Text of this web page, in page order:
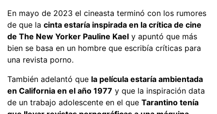
En mayo de 2023 el cineasta terminó con los rumores
de que la cinta estaría inspirada en la crítica de cine
de The New Yorker Pauline Kael y apuntó que más
bien se basa en un hombre que escribía críticas para
una revista porno.
También adelantó que la película estaría ambientada
en California en el año 1977 y que la inspiración data
de un trabajo adolescente en el que Tarantino tenía